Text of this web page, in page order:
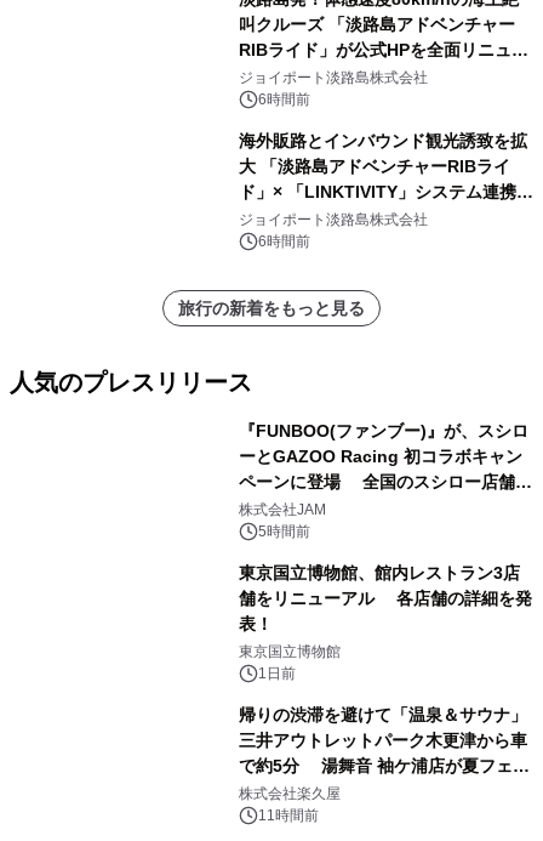
叫クルーズ 「淡路島アドベンチャー
RIBライド」が公式HPを全面リニュー
アル！ ～スマホで即予約完了の「スマ
ート設計」へ刷新～
ジョイポート淡路島株式会社
6時間前
海外販路とインバウンド観光誘致を拡
大 「淡路島アドベンチャーRIBライ
ド」× 「LINKTIVITY」システム連携を
開始！
ジョイポート淡路島株式会社
6時間前
旅行の新着をもっと見る
人気のプレスリリース
『FUNBOO(ファンブー)』が、スシロ
ーとGAZOO Racing 初コラボキャン
ペーンに登場 全国のスシロー店舗で
GR 4車種の FUNBOO(ミニカー)付き
メニューが展開されます
株式会社JAM
5時間前
東京国立博物館、館内レストラン3店
舗をリニューアル 各店舗の詳細を発
表！
東京国立博物館
1日前
帰りの渋滞を避けて「温泉＆サウナ」
三井アウトレットパーク木更津から車
で約5分 湯舞音 袖ケ浦店が夏フェア
メニューを提供
株式会社楽久屋
11時間前